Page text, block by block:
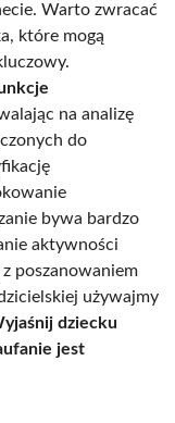
Warto zwracać
które mogą
na analizę
do
bywa bardzo
aktywności
poszanowaniem
używajmy
dziecku
jest